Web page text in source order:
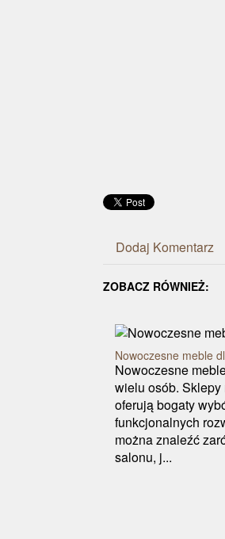
Dodaj Komentarz
ZOBACZ RÓWNIEŻ:
Nowoczesne meble
Nowoczesne
wielu osób.
oferują bogaty
funkcjonalnych
można znaleźć
salonu, j...